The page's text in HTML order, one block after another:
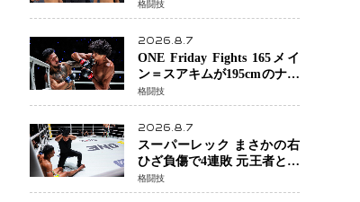
希ら注目ファイターは契約
体重で決戦へ、山本歩夢と
平山諒選手戦は中止に
格闘技
2026.8.7
ONE Friday Fights 165メイ
ン＝スアキムが195cmのナビ
ル・アナンからダウン奪
取！猛反撃を耐え抜き判定
勝利、8連勝を達成
格闘技
2026.8.7
スーパーレック まさかの右
ひざ負傷で4連敗 元王者とし
て異例の苦境…「アクシデ
ント」でも消えない危険信
格闘技